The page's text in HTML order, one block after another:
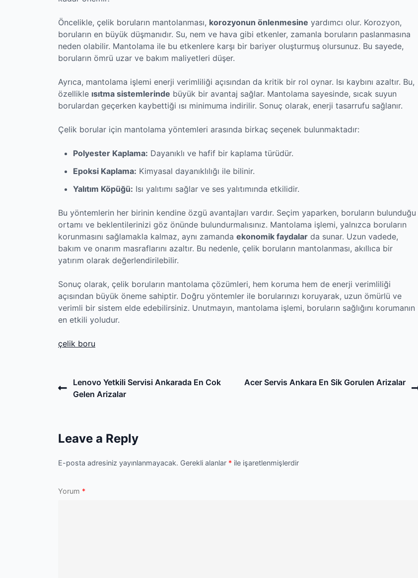
Öncelikle, çelik boruların mantolanması, korozyonun önlenmesine yardımcı olur. Korozyon,
boruların en büyük düşmanıdır. Su, nem ve hava gibi etkenler, zamanla boruların paslanmasına
neden olabilir. Mantolama ile bu etkenlere karşı bir bariyer oluşturmuş olursunuz. Bu sayede,
boruların ömrü uzar ve bakım maliyetleri düşer.
Ayrıca, mantolama işlemi enerji verimliliği açısından da kritik bir rol oynar. Isı kaybını azaltır. Bu,
özellikle ısıtma sistemlerinde büyük bir avantaj sağlar. Mantolama sayesinde, sıcak suyun
borulardan geçerken kaybettiği ısı minimuma indirilir. Sonuç olarak, enerji tasarrufu sağlanır.
Çelik borular için mantolama yöntemleri arasında birkaç seçenek bulunmaktadır:
Polyester Kaplama: Dayanıklı ve hafif bir kaplama türüdür.
Epoksi Kaplama: Kimyasal dayanıklılığı ile bilinir.
Yalıtım Köpüğü: Isı yalıtımı sağlar ve ses yalıtımında etkilidir.
Bu yöntemlerin her birinin kendine özgü avantajları vardır. Seçim yaparken, boruların bulunduğu
ortamı ve beklentilerinizi göz önünde bulundurmalısınız. Mantolama işlemi, yalnızca boruların
korunmasını sağlamakla kalmaz, aynı zamanda ekonomik faydalar da sunar. Uzun vadede,
bakım ve onarım masraflarını azaltır. Bu nedenle, çelik boruların mantolanması, akıllıca bir
yatırım olarak değerlendirilebilir.
Sonuç olarak, çelik boruların mantolama çözümleri, hem koruma hem de enerji verimliliği
açısından büyük öneme sahiptir. Doğru yöntemler ile borularınızı koruyarak, uzun ömürlü ve
verimli bir sistem elde edebilirsiniz. Unutmayın, mantolama işlemi, boruların sağlığını korumanın
en etkili yoludur.
çelik boru
Post
navigation
Previous
Post
Lenovo Yetkili Servisi Ankarada En Cok
Gelen Arizalar
Acer Servis Ankara En Sik Gorulen Arizalar
Leave a Reply
E-posta adresiniz yayınlanmayacak. Gerekli alanlar * ile işaretlenmişlerdir
Yorum *